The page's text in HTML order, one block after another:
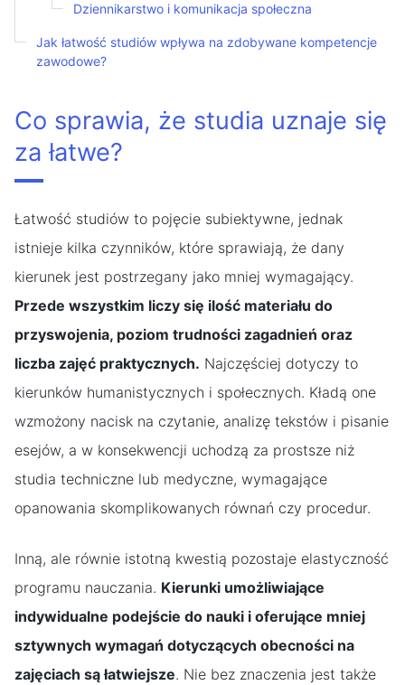
Dziennikarstwo i komunikacja społeczna
Jak łatwość studiów wpływa na zdobywane kompetencje
zawodowe?
Co sprawia, że studia uznaje się
za łatwe?
Łatwość studiów to pojęcie subiektywne, jednak
istnieje kilka czynników, które sprawiają, że dany
kierunek jest postrzegany jako mniej wymagający.
Przede wszystkim liczy się ilość materiału do
przyswojenia, poziom trudności zagadnień oraz
liczba zajęć praktycznych. Najczęściej dotyczy to
kierunków humanistycznych i społecznych. Kładą one
wzmożony nacisk na czytanie, analizę tekstów i pisanie
esejów, a w konsekwencji uchodzą za prostsze niż
studia techniczne lub medyczne, wymagające
opanowania skomplikowanych równań czy procedur.
Inną, ale równie istotną kwestią pozostaje elastyczność
programu nauczania. Kierunki umożliwiające
indywidualne podejście do nauki i oferujące mniej
sztywnych wymagań dotyczących obecności na
zajęciach są łatwiejsze. Nie bez znaczenia jest także